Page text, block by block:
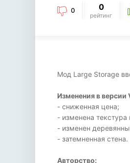
0 0
рейтинг
Мод Large Storage
Изменения в версии
- сниженная цена;
- изменена
- изменен
- затемненная стена.
Авторство: